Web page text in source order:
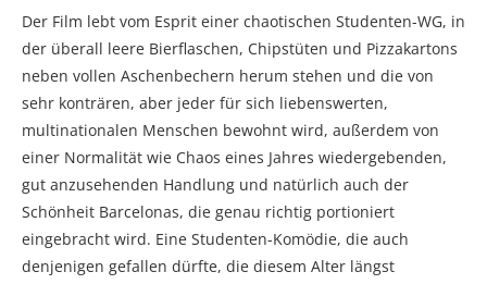
Der Film lebt vom Esprit einer chaotischen Studenten-WG, in
der überall leere Bierflaschen, Chipstüten und Pizzakartons
neben vollen Aschenbechern herum stehen und die von
sehr konträren, aber jeder für sich liebenswerten,
multinationalen Menschen bewohnt wird, außerdem von
einer Normalität wie Chaos eines Jahres wiedergebenden,
gut anzusehenden Handlung und natürlich auch der
Schönheit Barcelonas, die genau richtig portioniert
eingebracht wird. Eine Studenten-Komödie, die auch
denjenigen gefallen dürfte, die diesem Alter längst